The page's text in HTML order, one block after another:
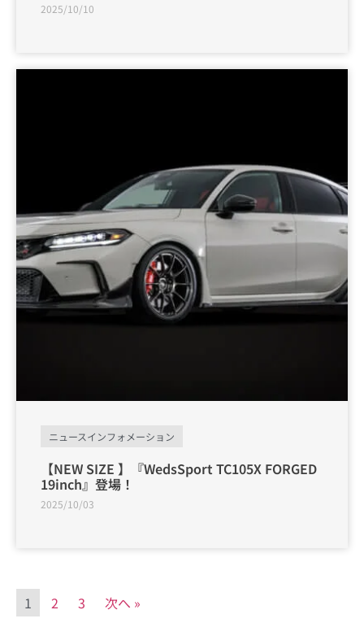
2025/10/10
ニュースインフォメーション
【NEW SIZE 】『WedsSport TC105X FORGED
19inch』登場！
2025/10/03
1 2 3 次へ »